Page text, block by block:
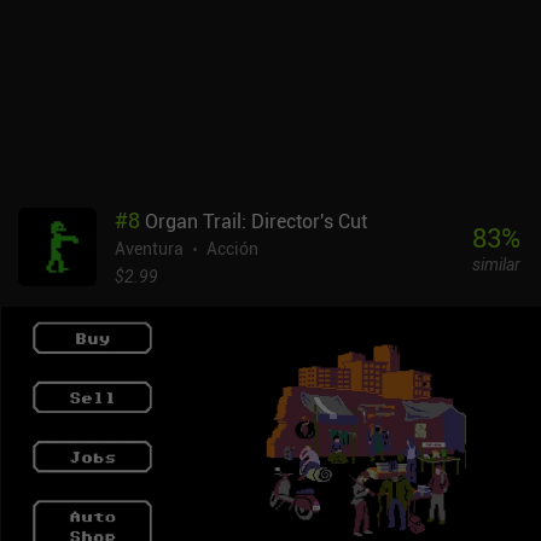
desbloquea el resto del juego. Es una recomendación fácil para
todos los aficionados a los juegos de aventuras humorísticas, y
creo que mucha gente lo disfrutará de verdad.
#8 Organ Trail: Director's Cut
Aventura
Acción
$2.99
83%
similar